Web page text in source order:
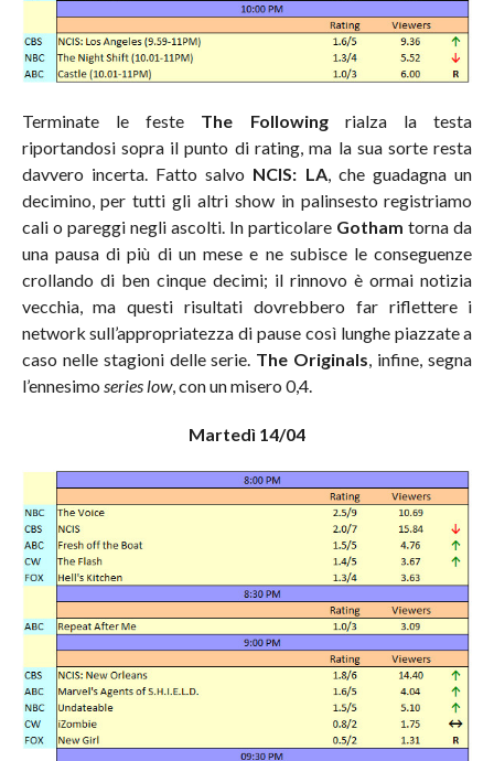
Terminate le feste The Followingrialza la testa
riportandosi sopra il punto di rating, ma la sua sorte resta
davvero incerta. Fatto salvo NCIS: LA, che guadagna un
decimino, per tutti gli altri show in palinsesto registriamo
cali o pareggi negli ascolti. In particolare Gothamtorna da
una pausa di più di un mese e ne subisce le conseguenze
crollando di ben cinque decimi; il rinnovo è ormai notizia
vecchia, ma questi risultati dovrebbero far riflettere i
network sull’appropriatezza di pause così lunghe piazzate a
caso nelle stagioni delle serie. The Originals, infine, segna
l’ennesimo series low, con un misero 0,4.
Martedì 14/04